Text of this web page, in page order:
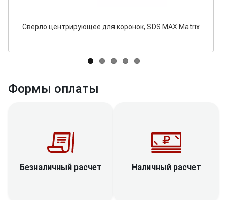
Сверло центрирующее для коронок, SDS MAX Matrix
Формы оплаты
Безналичный расчет Наличный расчет